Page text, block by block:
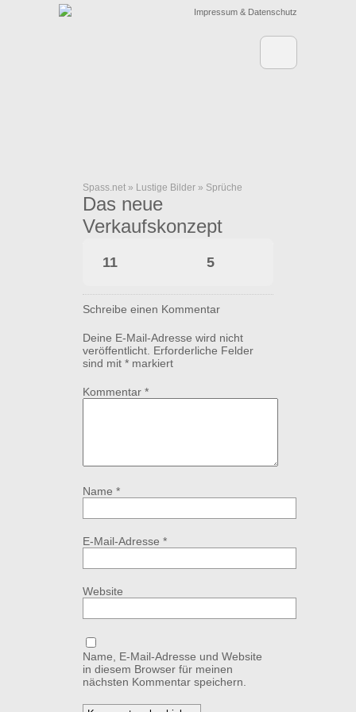
Impressum & Datenschutz
Spass.net » Lustige Bilder » Sprüche
Das neue
Verkaufskonzept
11 5
Schreibe einen Kommentar
Deine E-Mail-Adresse wird nicht
veröffentlicht. Erforderliche Felder
sind mit * markiert
Kommentar *
Name *
E-Mail-Adresse *
Website
Name, E-Mail-Adresse und Website
in diesem Browser für meinen
nächsten Kommentar speichern.